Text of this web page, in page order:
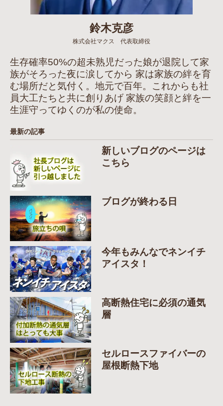
鈴木克彦
株式会社マクス 代表取締役
生存確率50%の超未熟児だった娘が退院して家
族がそろった夜に涙してから 家は家族の絆を育
む場所だと気付く。地元で百年。これからも社
員大工たちと共に創りあげ 家族の笑顔と絆を一
生涯守ってゆくのが私の使命。
最新の記事
新しいブログのページは
こちら
ブログが終わる日
今年もみんなでネンイチ
アイスタ！
高断熱住宅に必須の通気
層
セルロースファイバーの
屋根断熱下地